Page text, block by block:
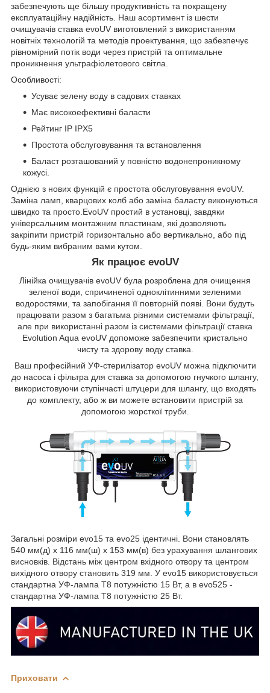
забезпечують ще більшу продуктивність та покращену
експлуатаційну надійність. Наш асортимент із шести
очищувачів ставка evoUV виготовлений з використанням
новітніх технологій та методів проектування, що забезпечує
рівномірний потік води через пристрій та оптимальне
проникнення ультрафіолетового світла.
Особливості:
Усуває зелену воду в садових ставках
Має високоефективні баласти
Рейтинг IP IPX5
Простота обслуговування та встановлення
Баласт розташований у повністю водонепроникному
кожусі.
Однією з нових функцій є простота обслуговування evoUV.
Заміна ламп, кварцових колб або заміна баласту виконуються
швидко та просто.EvoUV простий в установці, завдяки
універсальним монтажним пластинам, які дозволяють
закріпити пристрій горизонтально або вертикально, або під
будь-яким вибраним вами кутом.
Як працює evoUV
Лінійка очищувачів evoUV була розроблена для очищення
зеленої води, спричиненої одноклітинними зеленими
водоростями, та запобігання її повторній появі. Вони будуть
працювати разом з багатьма різними системами фільтрації,
але при використанні разом із системами фільтрації ставка
Evolution Aqua evoUV допоможе забезпечити кристально
чисту та здорову воду ставка.
Ваш професійний УФ-стерилізатор evoUV можна підключити
до насоса і фільтра для ставка за допомогою гнучкого шлангу,
використовуючи ступінчасті штуцери для шлангу, що входять
до комплекту, або ж ви можете встановити пристрій за
допомогою жорсткої труби.
Загальні розміри evo15 та evo25 ідентичні. Вони становлять
540 мм(д) x 116 мм(ш) x 153 мм(в) без урахування шлангових
висновків. Відстань між центром вхідного отвору та центром
вихідного отвору становить 319 мм. У evo15 використовується
стандартна УФ-лампа T8 потужністю 15 Вт, а в evo525 -
стандартна УФ-лампа T8 потужністю 25 Вт.
Приховати